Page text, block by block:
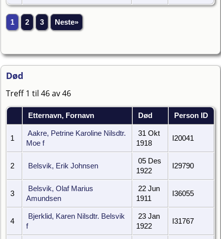
1 2 3 Neste»
Død
Treff 1 til 46 av 46
Etternavn, Fornavn Død Person ID
1
Aakre, Petrine Karoline Nilsdtr.
Moe f
31 Okt
1918
I20041
2 Belsvik, Erik Johnsen
05 Des
1922
I29790
3
Belsvik, Olaf Marius
Amundsen
22 Jun
1911
I36055
4
Bjerklid, Karen Nilsdtr. Belsvik
f
23 Jan
1922
I31767